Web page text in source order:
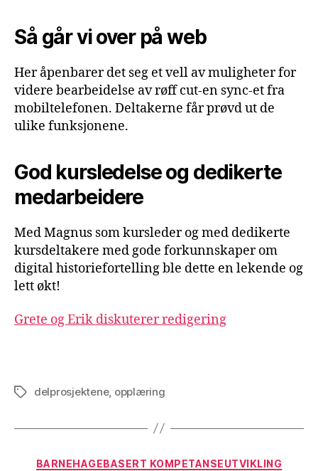
Så går vi over på web
Her åpenbarer det seg et vell av muligheter for
videre bearbeidelse av røff cut-en sync-et fra
mobiltelefonen. Deltakerne får prøvd ut de
ulike funksjonene.
God kursledelse og dedikerte
medarbeidere
Med Magnus som kursleder og med dedikerte
kursdeltakere med gode forkunnskaper om
digital historiefortelling ble dette en lekende og
lett økt!
Grete og Erik diskuterer redigering
Stikkorddelprosjektene, opplæring
Kategorier
BARNEHAGEBASERT KOMPETANSEUTVIKLING